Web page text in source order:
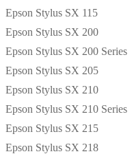
Epson Stylus SX 115
Epson Stylus SX 200
Epson Stylus SX 200 Series
Epson Stylus SX 205
Epson Stylus SX 210
Epson Stylus SX 210 Series
Epson Stylus SX 215
Epson Stylus SX 218